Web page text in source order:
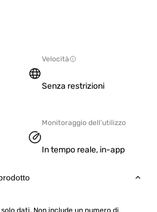
Velocità
Senza restrizioni
Monitoraggio dell'utilizzo
In tempo reale, in-app
solo dati. Non include un numero di